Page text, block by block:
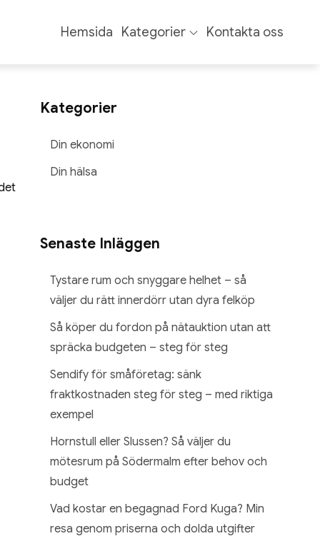
Hemsida Kategorier Kontakta oss
Kategorier
Din ekonomi
Din hälsa
Senaste Inläggen
Tystare rum och snyggare helhet – så
väljer du rätt innerdörr utan dyra felköp
Så köper du fordon på nätauktion utan att
spräcka budgeten – steg för steg
Sendify för småföretag: sänk
fraktkostnaden steg för steg – med riktiga
exempel
Hornstull eller Slussen? Så väljer du
mötesrum på Södermalm efter behov och
budget
Vad kostar en begagnad Ford Kuga? Min
resa genom priserna och dolda utgifter